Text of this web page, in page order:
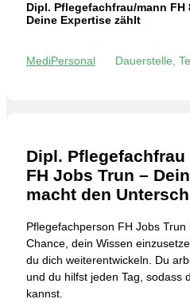
Dipl. Pflegefachfrau/mann FH
Deine Expertise zählt
MediPersonal Dauerstelle,
Dipl.
FH Jobs Trun –
macht den
Pflegefachperson FH Jobs
Chance, dein Wissen
du dich weiterentwickeln. Du
und du hilfst jeden Tag, sodass
kannst.